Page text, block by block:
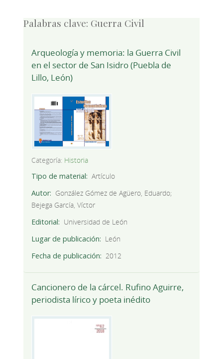
Palabras clave: Guerra Civil
Arqueología y memoria: la Guerra Civil
en el sector de San Isidro (Puebla de
Lillo, León)
Categoría: Historia
Tipo de material
Artículo
Autor
González Gómez de Agüero, Eduardo;
Bejega García, Víctor
Editorial
Universidad de León
Lugar de publicación
León
Fecha de publicación
2012
Cancionero de la cárcel. Rufino Aguirre,
periodista lírico y poeta inédito